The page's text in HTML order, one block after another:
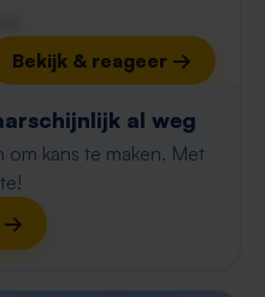
Bekijk & reageer →
al weg
om kans te maken. Met
→